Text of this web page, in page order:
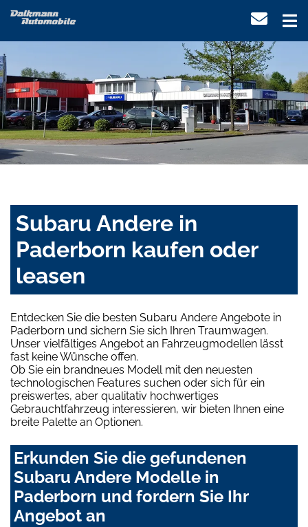
Subaru Andere in
Paderborn kaufen oder
leasen
Entdecken Sie die besten Subaru Andere Angebote in
Paderborn und sichern Sie sich Ihren Traumwagen.
Unser vielfältiges Angebot an Fahrzeugmodellen lässt
fast keine Wünsche offen.
Ob Sie ein brandneues Modell mit den neuesten
technologischen Features suchen oder sich für ein
preiswertes, aber qualitativ hochwertiges
Gebrauchtfahrzeug interessieren, wir bieten Ihnen eine
breite Palette an Optionen.
Erkunden Sie die gefundenen
Subaru Andere Modelle in
Paderborn und fordern Sie Ihr
Angebot an